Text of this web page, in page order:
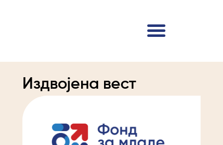
Издвојена вест